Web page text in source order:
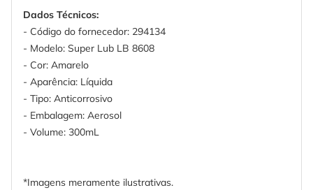
Dados Técnicos:
- Código do fornecedor: 294134
- Modelo: Super Lub LB 8608
- Cor: Amarelo
- Aparência: Líquida
- Tipo: Anticorrosivo
- Embalagem: Aerosol
- Volume: 300mL
*Imagens meramente ilustrativas.